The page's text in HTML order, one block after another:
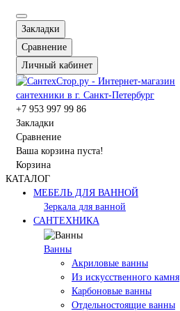
Закладки
Сравнение
Личный кабинет
+7 953 997 99 86
Закладки
Сравнение
Ваша корзина пуста!
Корзина
КАТАЛОГ
МЕБЕЛЬ ДЛЯ ВАННОЙ
Зеркала для ванной
САНТЕХНИКА
Ванны
Акриловые ванны
Из искусственного камня
Карбоновые ванны
Отдельностоящие ванны